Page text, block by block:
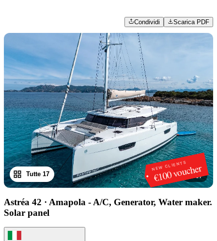
Condividi Scarica PDF
NEW CLIENTS
€100 voucher
1/17
Tutte 17
Astréa 42 · Amapola - A/C, Generator, Water maker.
Solar panel